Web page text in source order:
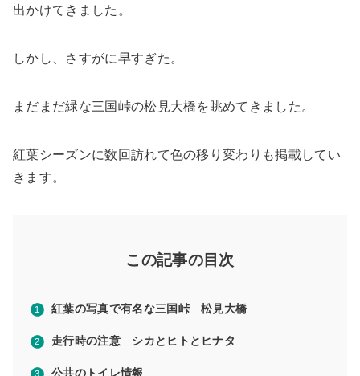
出かけてきました。
しかし、さすがに早すぎた。
まだまだ緑な三国峠の松見大橋を眺めてきました。
紅葉シーズンに数回訪れて色の移り変わりも掲載してい
きます。
この記事の目次
紅葉の写真で有名な三国峠 松見大橋
走行時の注意 シカとヒトとヒナタ
公共のトイレ情報